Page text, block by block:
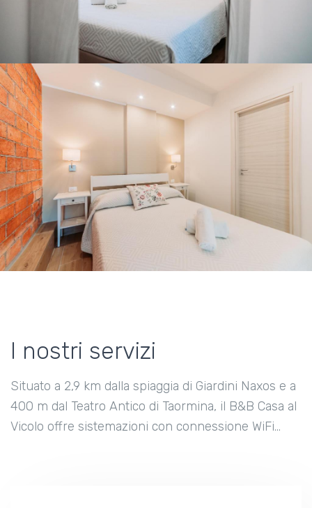
I nostri servizi
Situato a 2,9 km dalla spiaggia di Giardini Naxos e a
400 m dal Teatro Antico di Taormina, il B&B Casa al
Vicolo offre sistemazioni con connessione WiFi...